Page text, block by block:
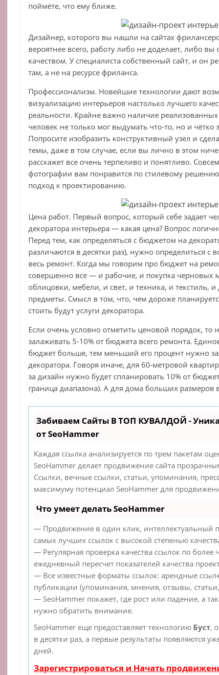
поймёте, что ему ближе.
Дизайнер, которого вы нашли на сайтах
вероятнее всего, работу либо не доделает, либо вы
качеством. У специалиста собственный сайт, и он
там, а не на ресурсе фриланса.
Профессионализм. Новейшие технологии дают
визуализацию интерьеров настолько лучшего
реальности. Крайне важно наличие
человек не только мог выдумать что-то, но и чётко
Попросите изобразить конструктивный узел и
темы, даже в том случае, если вы лично в этом
расскажет все очень терпеливо и понятливо.
фотографии вам понравится по стилевому
подход к проектированию.
Цена работ. Первый вопрос, который себе задает
декоратора интерьера — какая цена? Вопрос
Перед тем, как определяться с бюджетом на
различаются в десятки раз), нужно определиться
весь ремонт. Когда мы говорим про бюджет на
совершенно все — и рабочие, и покупка черновых
облицовки, мебели, и свет, и техника, и текстиль,
предметы. Смысл в том, что, чем дороже
стоить будут услуги декоратора.
Если очень условно отметить ценовой порядок, то
залаживать 5-10% от бюджета всего ремонта.
бюджет больше, тем меньший его процент нужно
декоратора. Говоря иначе, для 60-метровой
за дизайн нужно будет спланировать 10% от
граница диапазона). А для дома больших размеров
Забиваем Сайты В ТОП КУВАЛДОЙ -
от SeoHammer
Каждая ссылка анализируется по трем пакетам
SeoHammer делает продвижение сайта
Ссылки, вечные ссылки, статьи, упоминания,
максимуму потенциал SeoHammer для
Что умеет делать SeoHammer
— Продвижение в один клик, интеллектуальный
самых лучших ссылок с высокой степенью
— Регулярная проверка качества ссылок по более
ежедневный пересчет показателей качества
— Все известные форматы ссылок: арендные
публикации (упоминания, мнения, отзывы,
— SeoHammer покажет, где рост или падение, а
нужно обратить внимание.
SeoHammer еще предоставляет технологию Буст,
в десятки раз, а первые результаты появляются
дней.
Зарегистрироваться и Начать